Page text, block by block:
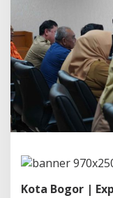
Kota Bogor |